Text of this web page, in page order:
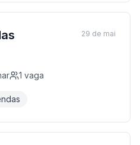
1 vaga
29 de mai